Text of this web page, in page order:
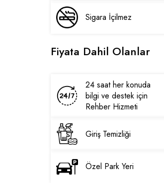
Sigara İçilmez
Fiyata Dahil Olanlar
24 saat her konuda
bilgi ve destek için
Rehber Hizmeti
Giriş Temizliği
Özel Park Yeri